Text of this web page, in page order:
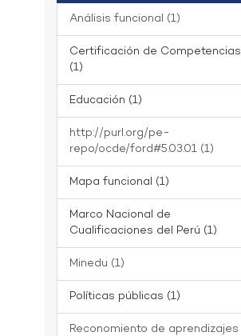
Análisis funcional (1)
Certificación de Competencias
(1)
Educación (1)
http://purl.org/pe-
repo/ocde/ford#5.03.01 (1)
Mapa funcional (1)
Marco Nacional de
Cualificaciones del Perú (1)
Minedu (1)
Políticas públicas (1)
Reconomiento de aprendizajes